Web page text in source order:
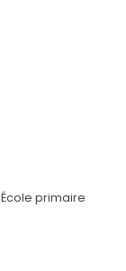
École primaire